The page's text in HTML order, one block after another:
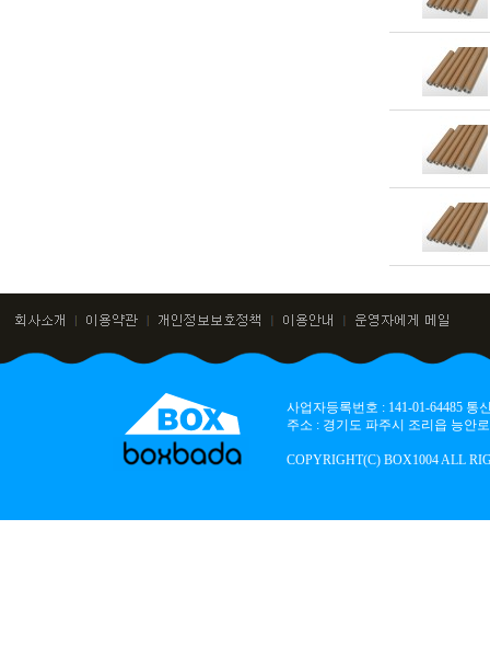
사업자등록번호 : 141-01-64485
주소 : 경기도 파주시 조리읍 능안
COPYRIGHT(C) BOX1004 ALL